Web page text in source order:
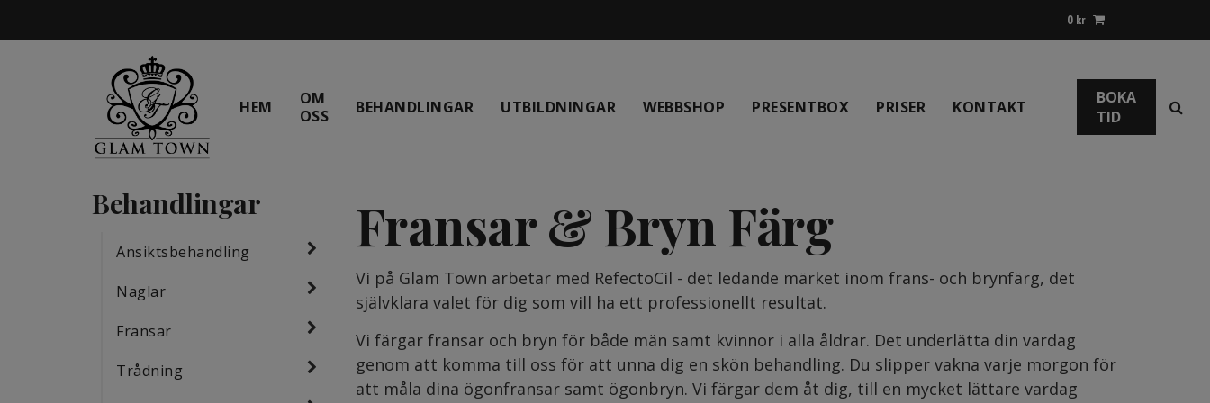
0 kr
HEM
OM
OSS
BEHANDLINGAR UTBILDNINGAR WEBBSHOP PRESENTBOX PRISER KONTAKT
BOKA
TID
Behandlingar
Ansiktsbehandling
Naglar
Fransar
Trådning
Fransar & Bryn Färg
Vi på Glam Town arbetar med RefectoCil - det ledande märket inom frans- och brynfärg, det
självklara valet för dig som vill ha ett professionellt resultat.
Vi färgar fransar och bryn för både män samt kvinnor i alla åldrar. Det underlätta din vardag
genom att komma till oss för att unna dig en skön behandling. Du slipper vakna varje morgon för
att måla dina ögonfransar samt ögonbryn. Vi färgar dem åt dig, till en mycket lättare vardag